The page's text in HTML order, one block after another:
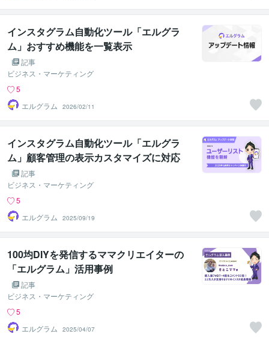
インスタグラム自動化ツール「エルグラ
ム」おすすめ機能を一覧表示
記事
ビジネス・マーケティング
5
エルグラム
2026/02/11
インスタグラム自動化ツール「エルグラ
ム」顧客管理の表示カスタマイズに対応
記事
ビジネス・マーケティング
5
エルグラム
2025/09/19
100均DIYを発信するママクリエイターの
「エルグラム」活用事例
記事
ビジネス・マーケティング
5
エルグラム
2025/04/07